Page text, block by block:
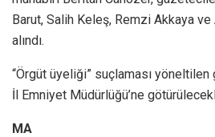
Barut, Salih Keleş, Remzi Akkaya
alındı.
“Örgüt üyeliği” suçlaması
İl Emniyet Müdürlüğü’ne
MA